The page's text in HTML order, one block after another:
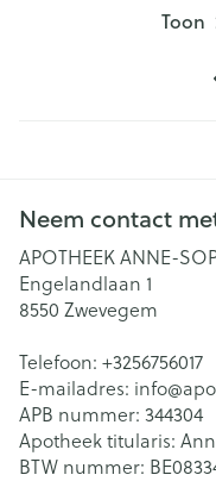
Toon
Neem contact
APOTHEEK ANNE-
Engelandlaan 1
8550 Zwevegem
Telefoon: +3256756017
E-mailadres: info@
APB nummer: 344304
Apotheek titularis:
BTW nummer: